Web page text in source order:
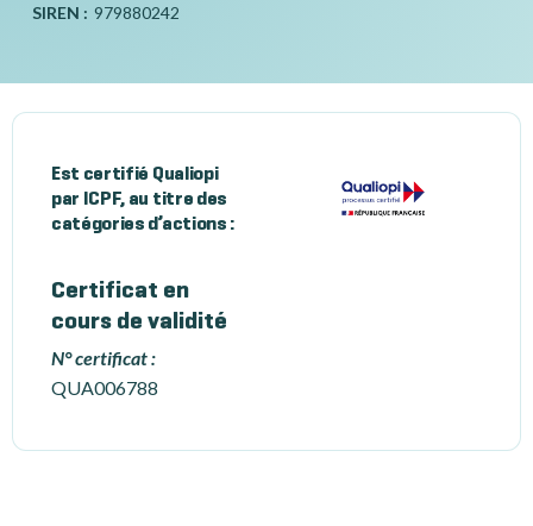
SIREN : 979880242
Est certifié Qualiopi
par ICPF, au titre des
catégories d’actions :
Certificat en
cours de validité
N° certificat :
QUA006788